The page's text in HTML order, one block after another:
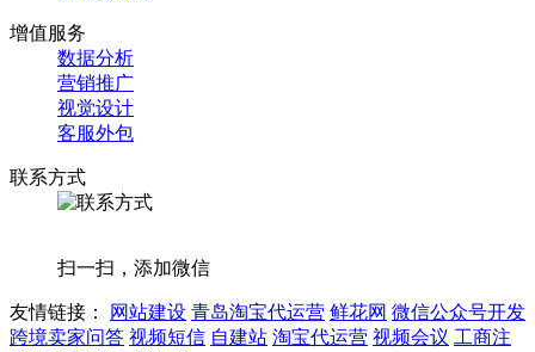
增值服务
数据分析
营销推广
视觉设计
客服外包
联系方式
扫一扫，添加微信
友情链接： 网站建设 青岛淘宝代运营 鲜花网 微信公众号开发
跨境卖家问答 视频短信 自建站 淘宝代运营 视频会议 工商注